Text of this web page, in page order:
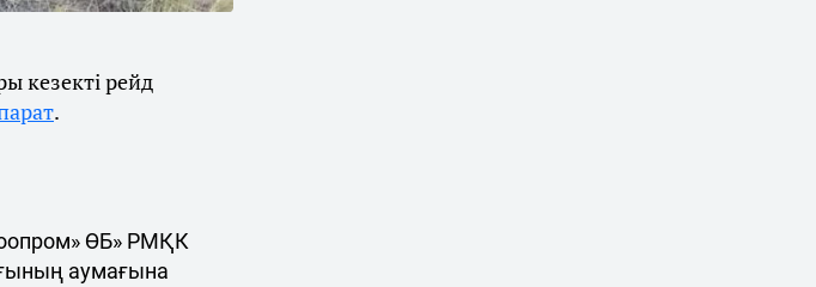
кезекті рейд
.
ӨБ» РМҚК
аумағына